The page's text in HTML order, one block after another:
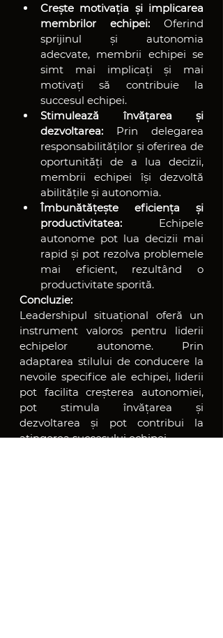
Crește motivația și implicarea
membrilor echipei: Oferind
sprijinul și autonomia
adecvate, membrii echipei se
simt mai implicați și mai
motivați să contribuie la
succesul echipei.
Stimulează învățarea și
dezvoltarea: Prin delegarea
responsabilităților și oferirea de
oportunități de a lua decizii,
membrii echipei își dezvoltă
abilitățile și autonomia.
Îmbunătățește eficiența și
productivitatea: Echipele
autonome pot lua decizii mai
rapid și pot rezolva problemele
mai eficient, rezultând o
productivitate sporită.
Concluzie:
Leadershipul situațional oferă un
instrument valoros pentru liderii
echipelor autonome. Prin
adaptarea stilului de conducere la
nevoile specifice ale echipei, liderii
pot facilita creșterea autonomiei,
pot stimula învățarea și
dezvoltarea și pot contribui la
atingerea succesului echipei.